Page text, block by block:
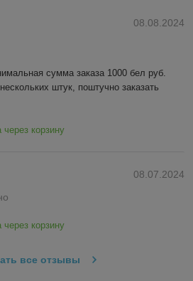
08.08.2024
сумма заказа 1000 бел руб.
штук, поштучно заказать
корзину
08.07.2024
корзину
все отзывы